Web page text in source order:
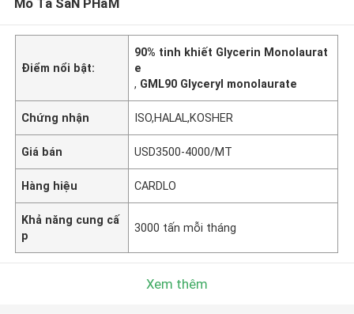
Điểm nổi bật:
90% tinh khiết Glycerin Monolaurat
e
, GML90 Glyceryl monolaurate
Chứng nhận ISO,HALAL,KOSHER
Giá bán USD3500-4000/MT
Hàng hiệu CARDLO
Khả năng cung cấ
p
3000 tấn mỗi tháng
Xem thêm